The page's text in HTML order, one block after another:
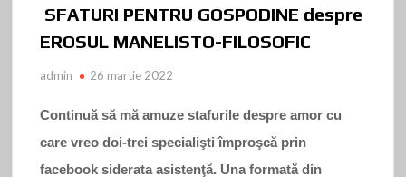
SFATURI PENTRU GOSPODINE despre
EROSUL MANELISTO-FILOSOFIC
admin 26 martie 2022
Continuă să mă amuze stafurile despre amor cu
care vreo doi-trei specialişti împroşcă prin
facebook siderata asistenţă. Una formată din